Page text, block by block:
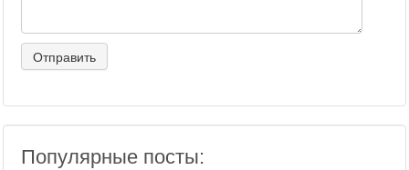
Популярные посты: